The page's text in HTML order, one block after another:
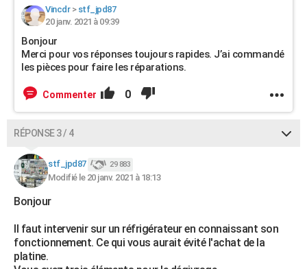
Vincdr> stf_jpd87
20 janv. 2021 à 09:39
Bonjour
Merci pour vos réponses toujours rapides. J’ai commandé
les pièces pour faire les réparations.
Commenter 0
RÉPONSE 3 / 4
stf_jpd87 29 883
Modifié le 20 janv. 2021 à 18:13
Bonjour
Il faut intervenir sur un réfrigérateur en connaissant son
fonctionnement. Ce qui vous aurait évité l'achat de la
platine.